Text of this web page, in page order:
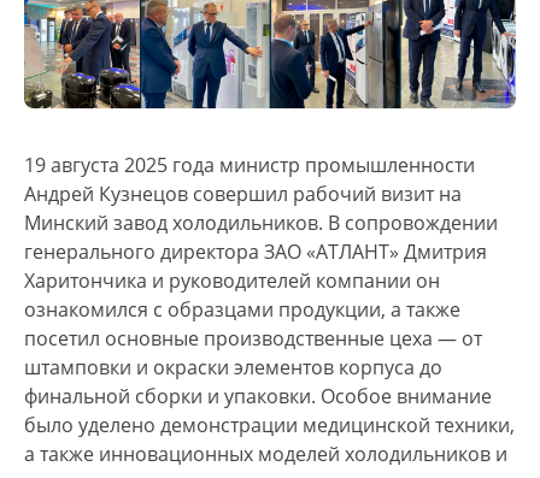
19 августа 2025 года министр промышленности
Андрей Кузнецов совершил рабочий визит на
Минский завод холодильников. В сопровождении
генерального директора ЗАО «АТЛАНТ» Дмитрия
Харитончика и руководителей компании он
ознакомился с образцами продукции, а также
посетил основные производственные цеха — от
штамповки и окраски элементов корпуса до
финальной сборки и упаковки. Особое внимание
было уделено демонстрации медицинской техники,
а также инновационных моделей холодильников и